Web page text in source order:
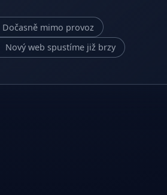
Dočasně mimo provoz
Nový web spustíme již brzy